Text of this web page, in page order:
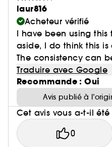
laur816
Acheteur vérifié
I have been using
aside, I do think this
The consistency can
Traduire avec Google
Recommande : Oui
Avis publié à
Cet avis vous a-t-il été
0